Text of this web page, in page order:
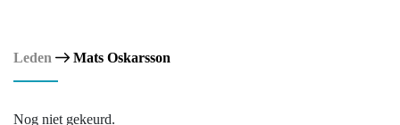
Leden Mats Oskarsson
Nog niet gekeurd.